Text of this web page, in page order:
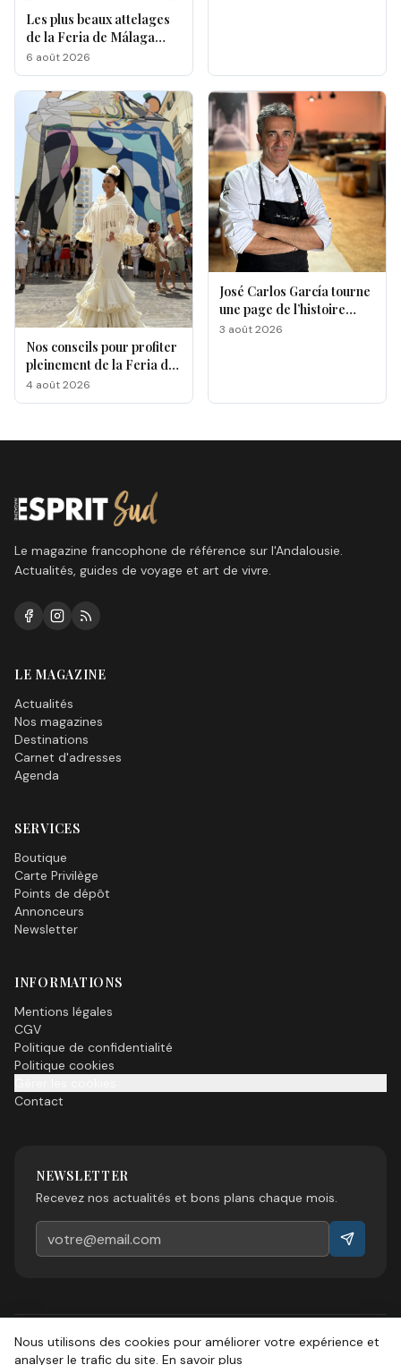
Les plus beaux attelages
de la Feria de Málaga
s'affrontent à La
Malagueta
6 août 2026
Nos conseils pour profiter
pleinement de la Feria de
Málaga 2026
4 août 2026
José Carlos García tourne
une page de l’histoire
gastronomique de Malaga
3 août 2026
Le magazine francophone de référence sur l'Andalousie.
Actualités, guides de voyage et art de vivre.
LE MAGAZINE
Actualités
Nos magazines
Destinations
Carnet d'adresses
Agenda
SERVICES
Boutique
Carte Privilège
Points de dépôt
Annonceurs
Newsletter
INFORMATIONS
Mentions légales
CGV
Politique de confidentialité
Politique cookies
Contact
NEWSLETTER
Recevez nos actualités et bons plans chaque mois.
©2026Esprit Sud Magazine. Tous droits réservés.
Nous utilisons des cookies pour améliorer votre expérience et
analyser le trafic du site. En savoir plus